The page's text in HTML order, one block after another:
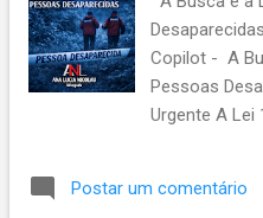
qualidade de
são
previstos
II, Capítulo V
pessoa idosa
esportivas,
e serviços
Copilot - A
Pessoas
Urgente A Lei
avanço na
Postar um comentário